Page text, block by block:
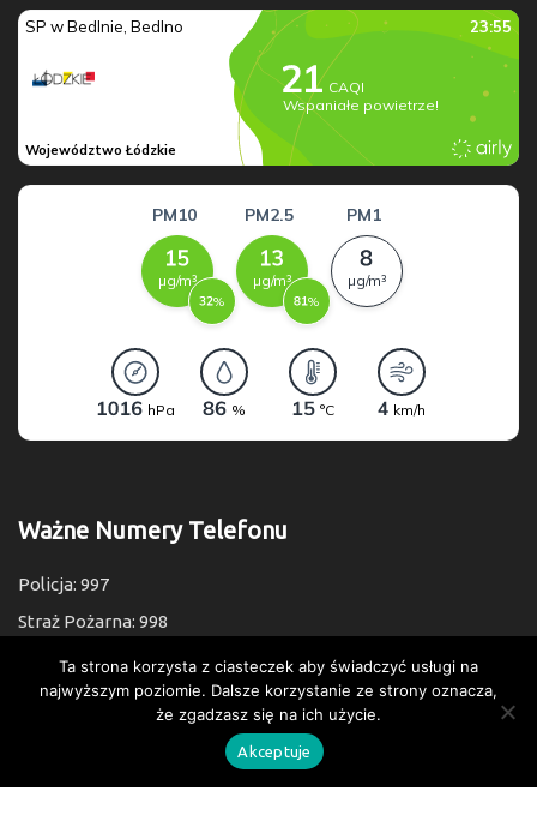
Ważne Numery Telefonu
Policja: 997
Straż Pożarna: 998
Pogotowie: 999
Numer Alarmowy: 112
Ta strona korzysta z ciasteczek aby świadczyć usługi na
najwyższym poziomie. Dalsze korzystanie ze strony oznacza,
że zgadzasz się na ich użycie.
Akceptuje